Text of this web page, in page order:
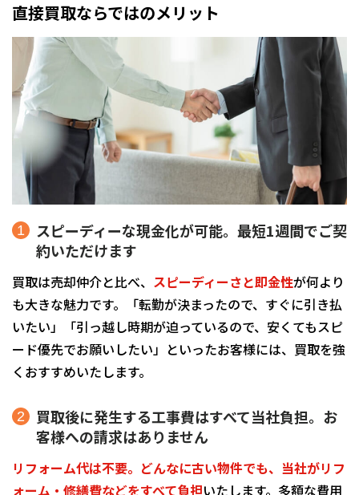
直接買取ならではのメリット
スピーディーな現金化が可能。最短1週間でご契
約いただけます
買取は売却仲介と比べ、 スピーディーさと即金性が何より
も大きな魅力です。「転勤が決まったので、すぐに引き払
いたい」「引っ越し時期が迫っているので、安くてもスピ
ード優先でお願いしたい」といったお客様には、買取を強
くおすすめいたします。
買取後に発生する工事費はすべて当社負担。お
客様への請求はありません
リフォーム代は不要。どんなに古い物件でも、当社がリフ
ォーム・修繕費などをすべて負担いたします。多額な費用